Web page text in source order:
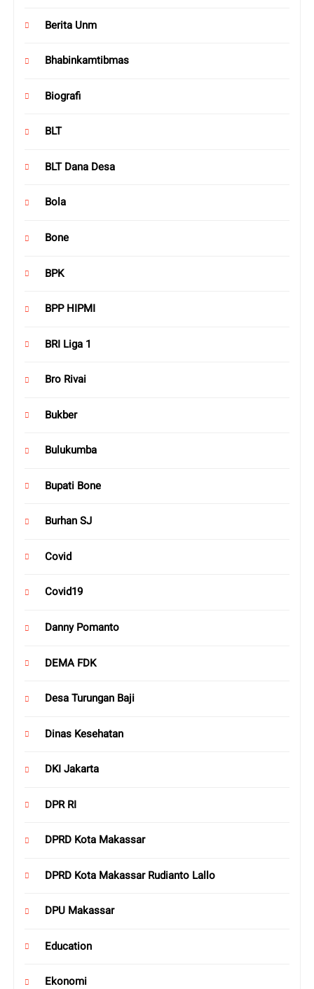
Berita Unm
Bhabinkamtibmas
Biografi
BLT
BLT Dana Desa
Bola
Bone
BPK
BPP HIPMI
BRI Liga 1
Bro Rivai
Bukber
Bulukumba
Bupati Bone
Burhan SJ
Covid
Covid19
Danny Pomanto
DEMA FDK
Desa Turungan Baji
Dinas Kesehatan
DKI Jakarta
DPR RI
DPRD Kota Makassar
DPRD Kota Makassar Rudianto Lallo
DPU Makassar
Education
Ekonomi